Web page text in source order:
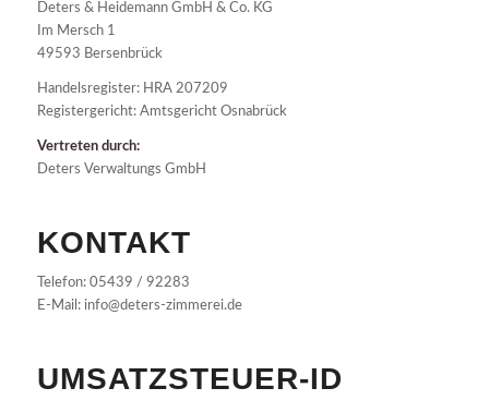
Deters & Heidemann GmbH & Co. KG
Im Mersch 1
49593 Bersenbrück
Handelsregister: HRA 207209
Registergericht: Amtsgericht Osnabrück
Vertreten durch:
Deters Verwaltungs GmbH
KONTAKT
Telefon: 05439 / 92283
E-Mail: info@deters-zimmerei.de
UMSATZSTEUER-ID